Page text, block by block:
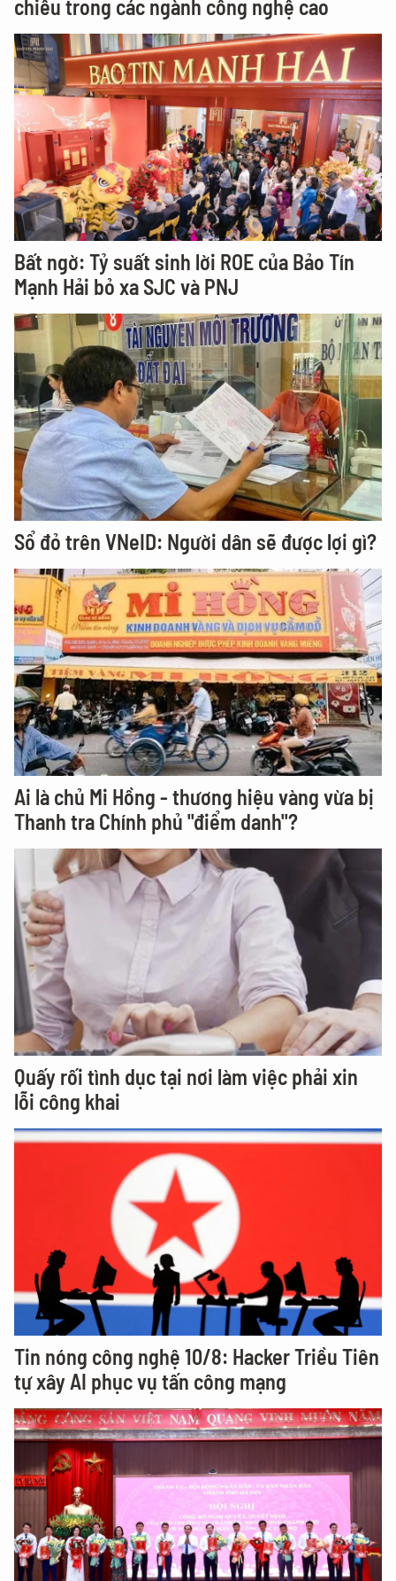
chiều trong các ngành công nghệ cao
Bất ngờ: Tỷ suất sinh lời ROE của Bảo Tín
Mạnh Hải bỏ xa SJC và PNJ
Sổ đỏ trên VNeID: Người dân sẽ được lợi gì?
Ai là chủ Mi Hồng - thương hiệu vàng vừa bị
Thanh tra Chính phủ "điểm danh"?
Quấy rối tình dục tại nơi làm việc phải xin
lỗi công khai
Tin nóng công nghệ 10/8: Hacker Triều Tiên
tự xây AI phục vụ tấn công mạng